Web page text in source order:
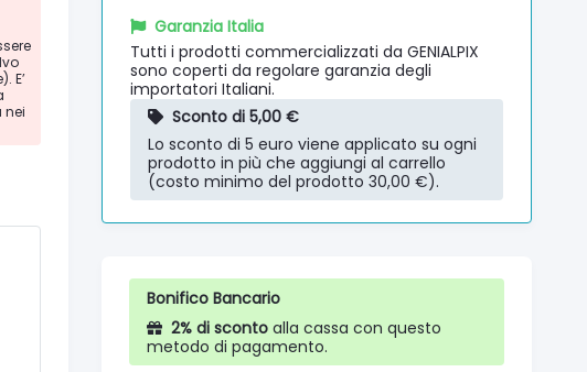
E’
nei
Garanzia Italia
Tutti i prodotti commercializzati da GENIALPIX
sono coperti da regolare garanzia degli
importatori Italiani.
Sconto di 5,00 €
Lo sconto di 5 euro viene applicato su ogni
prodotto in più che aggiungi al carrello
(costo minimo del prodotto 30,00 €).
Bonifico Bancario
2% di sconto alla cassa con questo
metodo di pagamento.